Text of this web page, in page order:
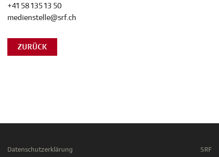
+41 58 135 13 50
medienstelle@srf.ch
ZURÜCK
Datenschutzerklärung SRF